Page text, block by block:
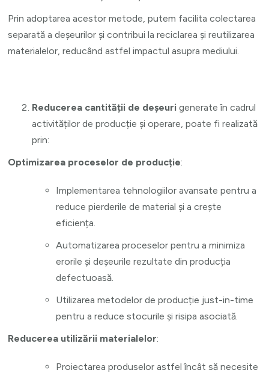
Prin adoptarea acestor metode, putem facilita colectarea
separată a deșeurilor și contribui la reciclarea și reutilizarea
materialelor, reducând astfel impactul asupra mediului.
Reducerea cantității de deșeuri generate în cadrul
activităților de producție și operare, poate fi realizată
prin:
Optimizarea proceselor de producție:
Implementarea tehnologiilor avansate pentru a
reduce pierderile de material și a crește
eficiența.
Automatizarea proceselor pentru a minimiza
erorile și deșeurile rezultate din producția
defectuoasă.
Utilizarea metodelor de producție just-in-time
pentru a reduce stocurile și risipa asociată.
Reducerea utilizării materialelor:
Proiectarea produselor astfel încât să necesite